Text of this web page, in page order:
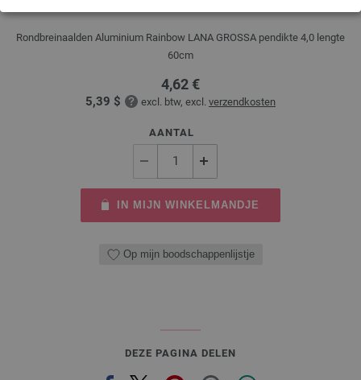
Rondbreinaalden Aluminium Rainbow LANA GROSSA pendikte 4,0 lengte
60cm
4,62 €
5,39 $ excl. btw, excl. verzendkosten
AANTAL
IN MIJN WINKELMANDJE
Op mijn boodschappenlijstje
DEZE PAGINA DELEN